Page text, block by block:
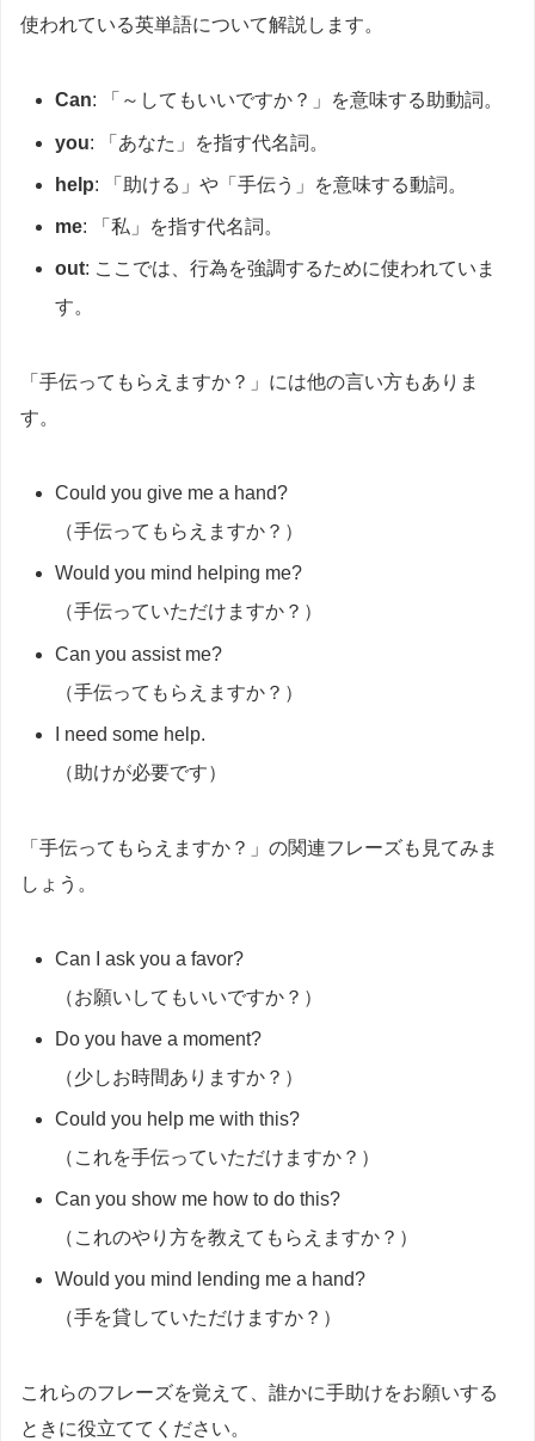
使われている英単語について解説します。
Can: 「～してもいいですか？」を意味する助動詞。
you: 「あなた」を指す代名詞。
help: 「助ける」や「手伝う」を意味する動詞。
me: 「私」を指す代名詞。
out: ここでは、行為を強調するために使われていま
す。
「手伝ってもらえますか？」には他の言い方もありま
す。
Could you give me a hand?
（手伝ってもらえますか？）
Would you mind helping me?
（手伝っていただけますか？）
Can you assist me?
（手伝ってもらえますか？）
I need some help.
（助けが必要です）
「手伝ってもらえますか？」の関連フレーズも見てみま
しょう。
Can I ask you a favor?
（お願いしてもいいですか？）
Do you have a moment?
（少しお時間ありますか？）
Could you help me with this?
（これを手伝っていただけますか？）
Can you show me how to do this?
（これのやり方を教えてもらえますか？）
Would you mind lending me a hand?
（手を貸していただけますか？）
これらのフレーズを覚えて、誰かに手助けをお願いする
ときに役立ててください。